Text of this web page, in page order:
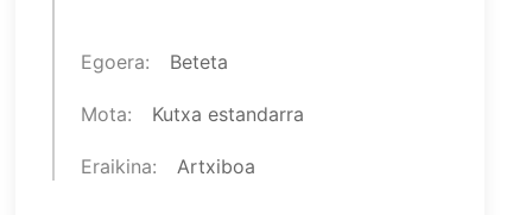
Egoera Beteta
Mota Kutxa estandarra
Eraikina Artxiboa